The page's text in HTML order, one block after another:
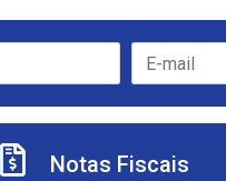
Notas Fiscais